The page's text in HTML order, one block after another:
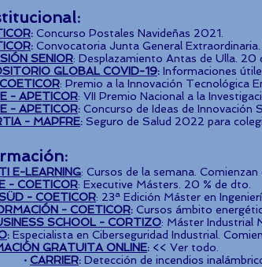
: Concurso Postales Navideñas 2021.
: Convocatoria Junta General Extraordinaria.
SENIOR: Desplazamiento Antas de Ulla. 20
GLOBAL COVID-19: Informaciones
: Premio a la Innovación Tecnológica
- APETICOR: VII Premio Nacional a la
- APETICOR: Concurso de Ideas de Innovación
- MAPFRE: Seguro de Salud 2022 para
E-LEARNING: Cursos de la semana. Comienzan
- COETICOR: Executive Másters. 20 % de dto.
- COETICOR: 23ª Edición Máster en
- COETICOR: Cursos ámbito
SCHOOL - CORTIZO: Máster Industrial
: Especialista en Ciberseguridad Industrial.
GRATUITA ONLINE: << Ver todo.
· CARRIER: Detección de incendios